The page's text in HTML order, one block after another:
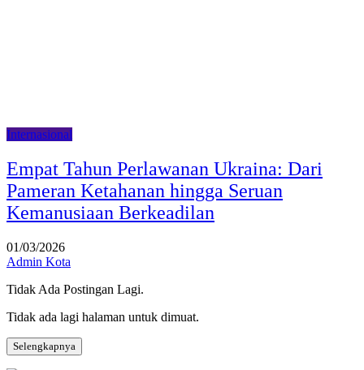
Internasional
Empat Tahun Perlawanan Ukraina: Dari
Pameran Ketahanan hingga Seruan
Kemanusiaan Berkeadilan
01/03/2026
Admin Kota
Tidak Ada Postingan Lagi.
Tidak ada lagi halaman untuk dimuat.
Selengkapnya